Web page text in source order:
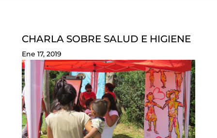
CHARLA SOBRE SALUD E HIGIENE
Ene 17, 2019